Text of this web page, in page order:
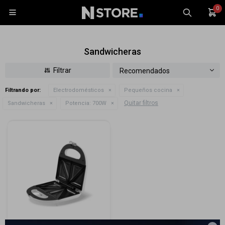
0

Sandwicheras
Recomendados
Filtrando por: Electrodomésticos
Pequeños cocina
Sandwicheras
Potencia: 700W Quitar filtros
TV y Audio
Celulares
Wearables
Accesorios
Monitores